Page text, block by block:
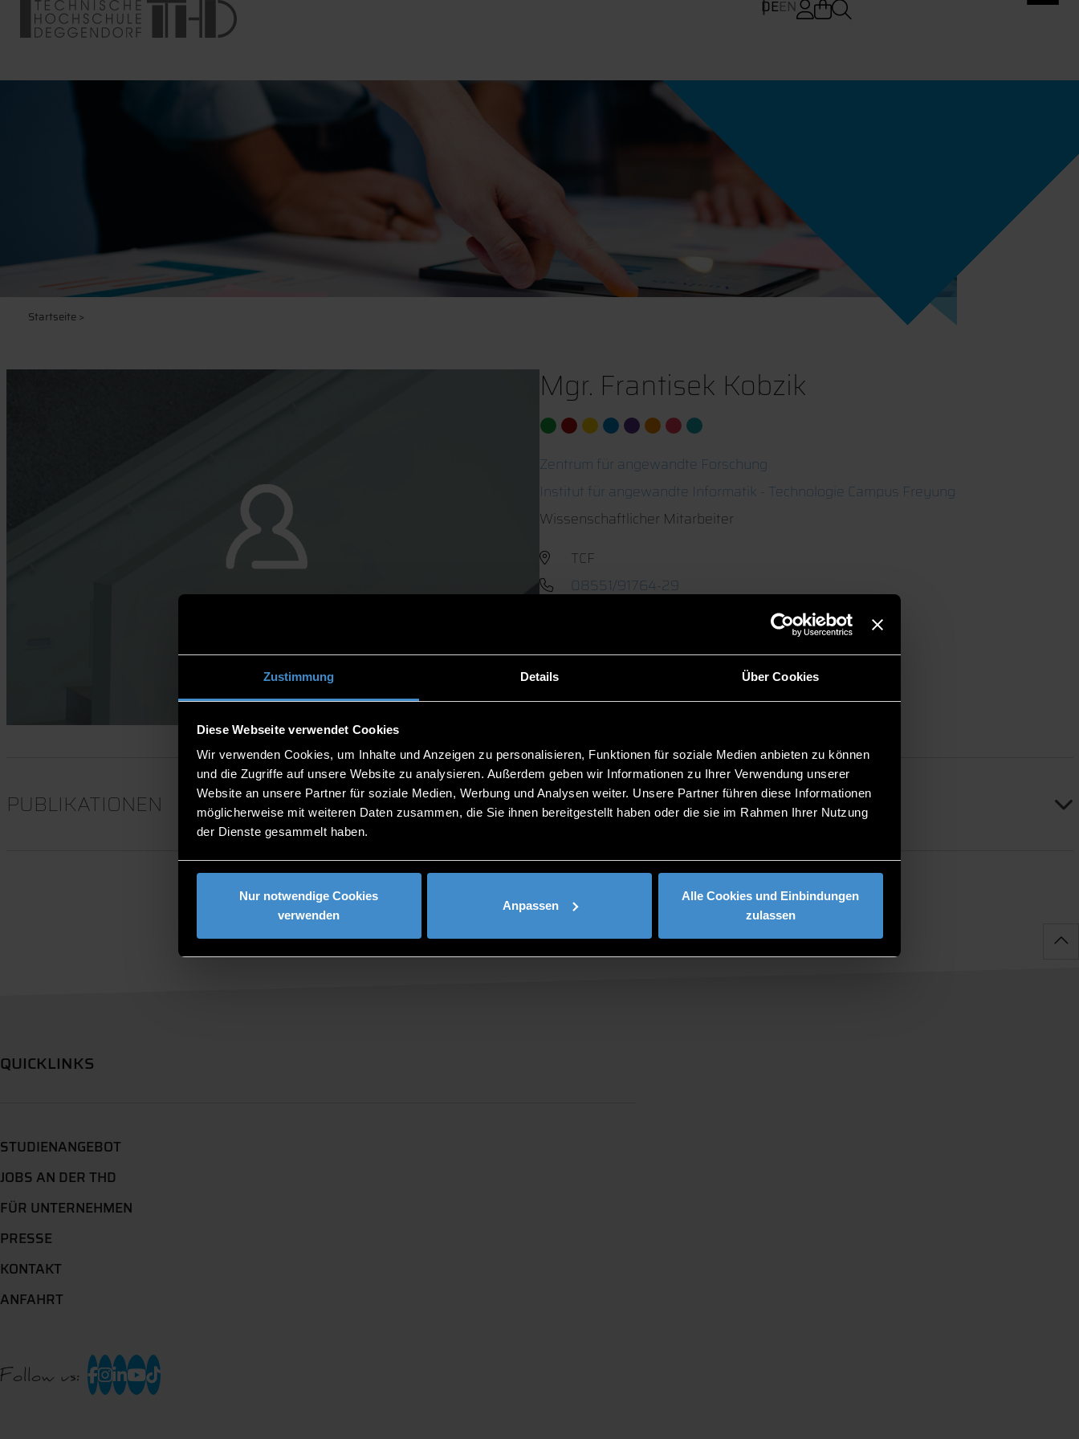
Zustimmung Details Über Cookies
Diese Webseite verwendet Cookies
Wir verwenden Cookies, um Inhalte und Anzeigen zu personalisieren, Funktionen für soziale Medien anbieten zu können
und die Zugriffe auf unsere Website zu analysieren. Außerdem geben wir Informationen zu Ihrer Verwendung unserer
Website an unsere Partner für soziale Medien, Werbung und Analysen weiter. Unsere Partner führen diese Informationen
möglicherweise mit weiteren Daten zusammen, die Sie ihnen bereitgestellt haben oder die sie im Rahmen Ihrer Nutzung
der Dienste gesammelt haben.
Nur notwendige Cookies
verwenden
Anpassen
Alle Cookies und Einbindungen
zulassen
DEEN
Startseite>
Mgr. Frantisek Kobzik
Zentrum für angewandte Forschung
Institut für angewandte Informatik - Technologie Campus Freyung
Wissenschaftlicher Mitarbeiter
TCF
08551/91764-29
PUBLIKATIONEN
QUICKLINKS
STUDIENANGEBOT
JOBS AN DER THD
FÜR UNTERNEHMEN
PRESSE
KONTAKT
ANFAHRT
Follow us: